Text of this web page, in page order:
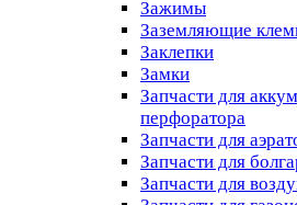
Зажимы
Заземляющие
Заклепки
Замки
Запчасти для
перфоратора
Запчасти для
Запчасти для
Запчасти для